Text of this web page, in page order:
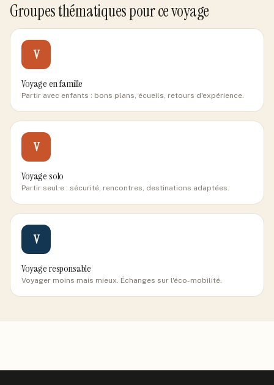
Groupes thématiques pour ce voyage
V
Voyage en famille
Partir avec enfants : bons plans, écueils, retours d'expérience.
V
Voyage solo
Partir seul·e : sécurité, rencontres, destinations adaptées.
V
Voyage responsable
Voyager moins mais mieux. Échanges sur l'éco-mobilité.